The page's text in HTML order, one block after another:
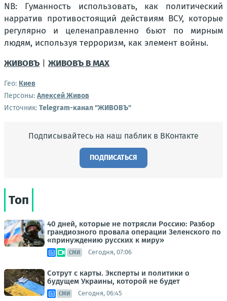
NB: Гуманность использовать, как политический
нарратив противостоящий действиям ВСУ, которые
регулярно и целенаправленно бьют по мирным
людям, используя терроризм, как элемент войны.
ЖИВОВЪ | ЖИВОВЪ В МАХ
Гео: Киев
Персоны: Алексей Живов
Источник: Telegram-канал "ЖИВОВЪ"
Подписывайтесь на наш паблик в ВКонтакте
ПОДПИСАТЬСЯ
Топ
40 дней, которые не потрясли Россию: Разбор
грандиозного провала операции Зеленского по
«принуждению русских к миру»
СМИ Сегодня, 07:06
Сотрут с карты. Эксперты и политики о
будущем Украины, которой не будет
СМИ Сегодня, 06:45